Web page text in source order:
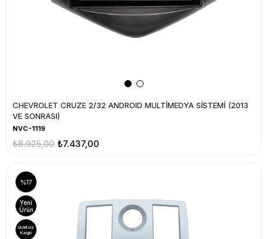
CHEVROLET CRUZE 2/32 ANDROID MULTİMEDYA SİSTEMİ (2013
VE SONRASI)
NVC-1119
₺7.437,00
₺8.925,00
%17
Yeni
Ürün
Ücretsiz
Kargo